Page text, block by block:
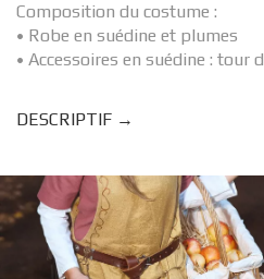
Composition du costume :
• Robe en suédine et plumes
• Accessoires en suédine : tour
DESCRIPTIF →